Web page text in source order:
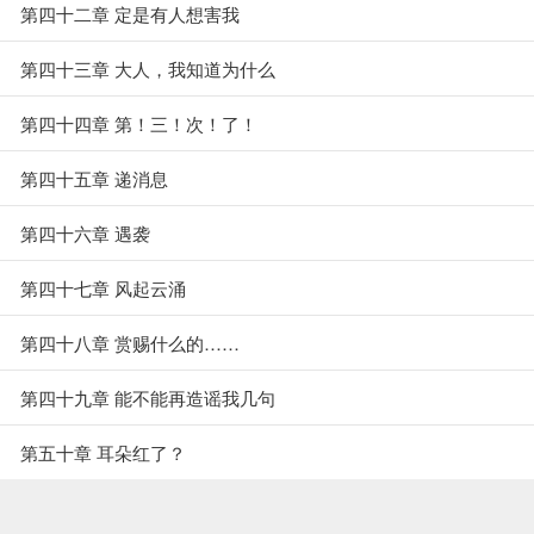
第四十二章 定是有人想害我
第四十三章 大人，我知道为什么
第四十四章 第！三！次！了！
第四十五章 递消息
第四十六章 遇袭
第四十七章 风起云涌
第四十八章 赏赐什么的……
第四十九章 能不能再造谣我几句
第五十章 耳朵红了？